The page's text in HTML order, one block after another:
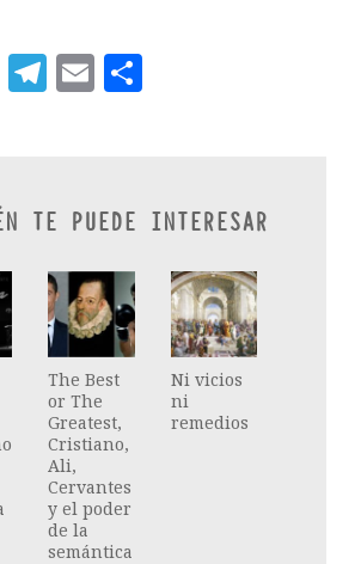
Twitter
Telegram
Email
TE PUEDE INTERESAR
The Best
or The
Greatest,
Cristiano,
Ali,
Cervantes
y el poder
de la
semántica
Ni vicios
ni
remedios